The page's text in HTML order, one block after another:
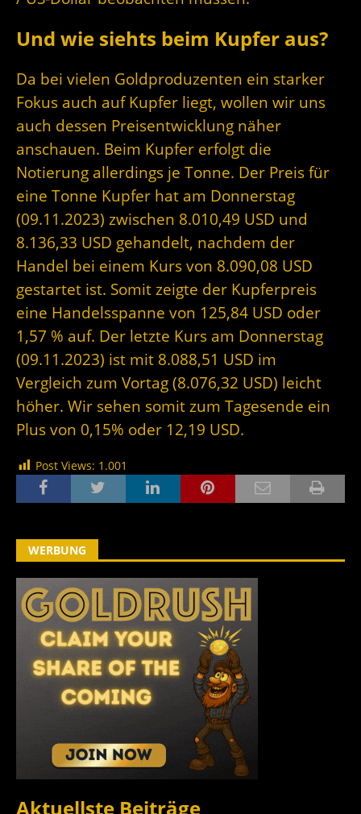
Und wie siehts beim Kupfer aus?
Da bei vielen Goldproduzenten ein starker
Fokus auch auf Kupfer liegt, wollen wir uns
auch dessen Preisentwicklung näher
anschauen. Beim Kupfer erfolgt die
Notierung allerdings je Tonne. Der Preis für
eine Tonne Kupfer hat am Donnerstag
(09.11.2023) zwischen 8.010,49 USD und
8.136,33 USD gehandelt, nachdem der
Handel bei einem Kurs von 8.090,08 USD
gestartet ist. Somit zeigte der Kupferpreis
eine Handelsspanne von 125,84 USD oder
1,57 % auf. Der letzte Kurs am Donnerstag
(09.11.2023) ist mit 8.088,51 USD im
Vergleich zum Vortag (8.076,32 USD) leicht
höher. Wir sehen somit zum Tagesende ein
Plus von 0,15% oder 12,19 USD.
Post Views: 1.001
WERBUNG
Aktuellste Beiträge